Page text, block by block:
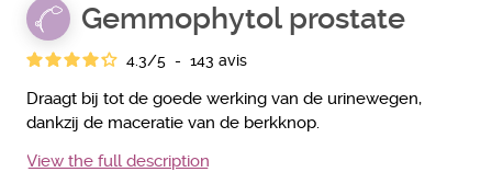
Gemmophytol prostate
4.3/5 - 143 avis
Draagt ​​bij tot de goede werking van de urinewegen,
dankzij de maceratie van de berkknop.
View the full description